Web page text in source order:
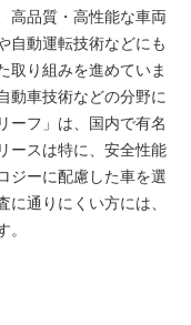
高品質・高性能な車両
自動運転技術などにも
取り組みを進めていま
動車技術などの分野に
ーフ」は、国内で有名
ースは特に、安全性能
ジーに配慮した車を選
通りにくい方には、